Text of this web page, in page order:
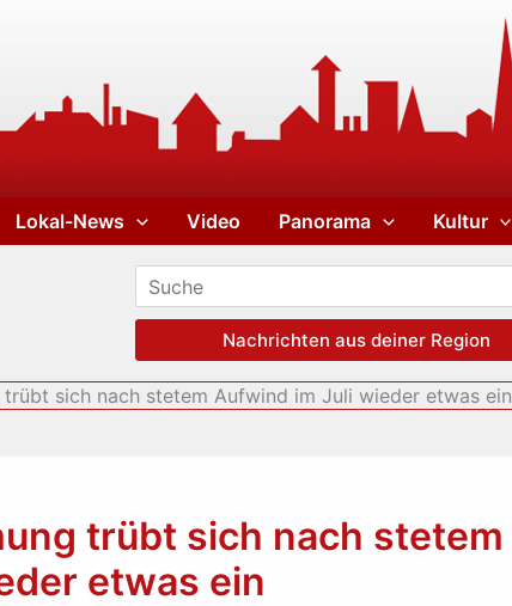
Lokal-News Video Panorama Kultur
Nachrichten aus deiner Region
sich nach stetem Aufwind im Juli wieder etwas ein
trübt sich nach stetem
etwas ein